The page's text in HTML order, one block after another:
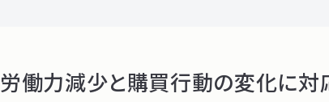
労働力減少と購買行動の変化に対